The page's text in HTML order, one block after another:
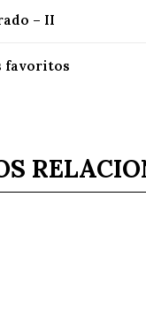
– II
favoritos